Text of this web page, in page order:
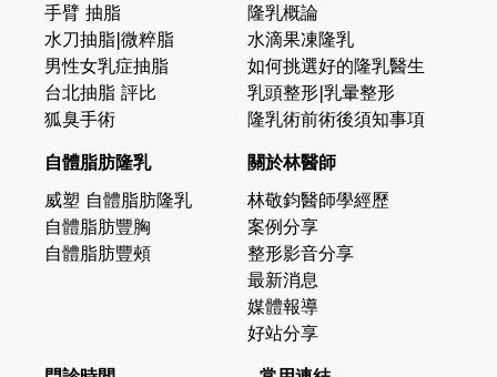
手臂 抽脂
水刀抽脂|微粹脂
男性女乳症抽脂
台北抽脂 評比
狐臭手術
隆乳概論
水滴果凍隆乳
如何挑選好的隆乳醫生
乳頭整形|乳暈整形
隆乳術前術後須知事項
自體脂肪隆乳
威塑 自體脂肪隆乳
自體脂肪豐胸
自體脂肪豐頰
關於林醫師
林敬鈞醫師學經歷
案例分享
整形影音分享
最新消息
媒體報導
好站分享